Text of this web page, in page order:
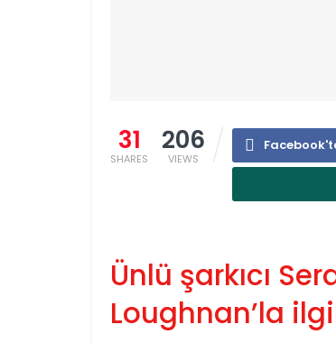
31
SHARES
206
VIEWS
Ünlü şarkıcı
Loughnan’la